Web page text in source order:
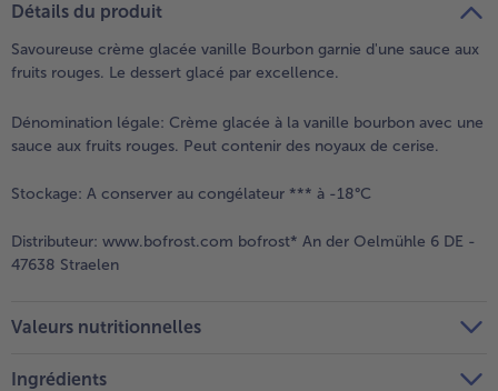
Détails du produit
Savoureuse crème glacée vanille Bourbon garnie d'une sauce aux
fruits rouges. Le dessert glacé par excellence.
Dénomination légale: Crème glacée à la vanille bourbon avec une
sauce aux fruits rouges. Peut contenir des noyaux de cerise.
Stockage: A conserver au congélateur *** à -18°C
Distributeur: www.bofrost.com bofrost* An der Oelmühle 6 DE -
47638 Straelen
Valeurs nutritionnelles
Ingrédients